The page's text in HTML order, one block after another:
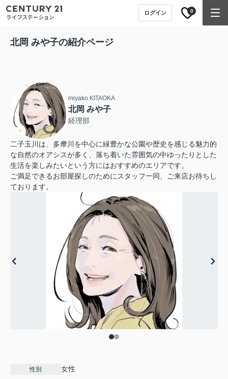
ログイン 0
北岡 みや子の紹介ページ
miyako KITAOKA
北岡 みや子
経理部
二子玉川は、多摩川を中心に緑豊かな公園や歴史を感じる魅力的
な自然のオアシスが多く、落ち着いた雰囲気の中ゆったりとした
生活を楽しみたいという方にはおすすめのエリアです。
ご満足できるお部屋探しのためにスタッフ一同、ご来店お待ちし
ております。
性別 女性